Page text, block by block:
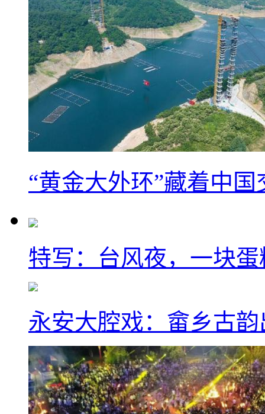
“黄金大外环”藏着中
特写：台风夜，一块
永安大腔戏：畲乡古